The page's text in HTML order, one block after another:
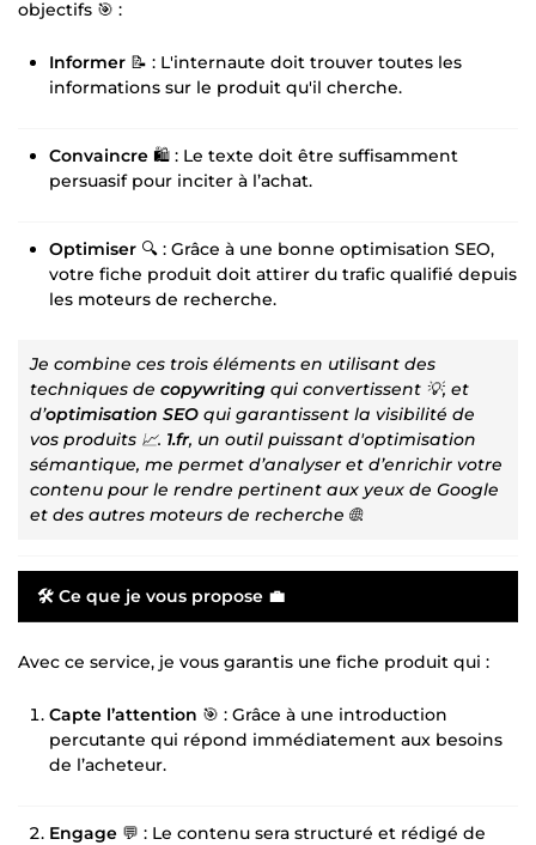
objectifs 🎯 :
Informer 📝 : L'internaute doit trouver toutes les
informations sur le produit qu'il cherche.
Convaincre 🛍️ : Le texte doit être suffisamment
persuasif pour inciter à l’achat.
Optimiser 🔍 : Grâce à une bonne optimisation SEO,
votre fiche produit doit attirer du trafic qualifié depuis
les moteurs de recherche.
Je combine ces trois éléments en utilisant des
techniques de copywriting qui convertissent 💡, et
d’optimisation SEO qui garantissent la visibilité de
vos produits 📈. 1.fr, un outil puissant d'optimisation
sémantique, me permet d’analyser et d’enrichir votre
contenu pour le rendre pertinent aux yeux de Google
et des autres moteurs de recherche 🌐.
🛠️ Ce que je vous propose 💼
Avec ce service, je vous garantis une fiche produit qui :
Capte l’attention 🎯 : Grâce à une introduction
percutante qui répond immédiatement aux besoins
de l’acheteur.
Engage 💬 : Le contenu sera structuré et rédigé de